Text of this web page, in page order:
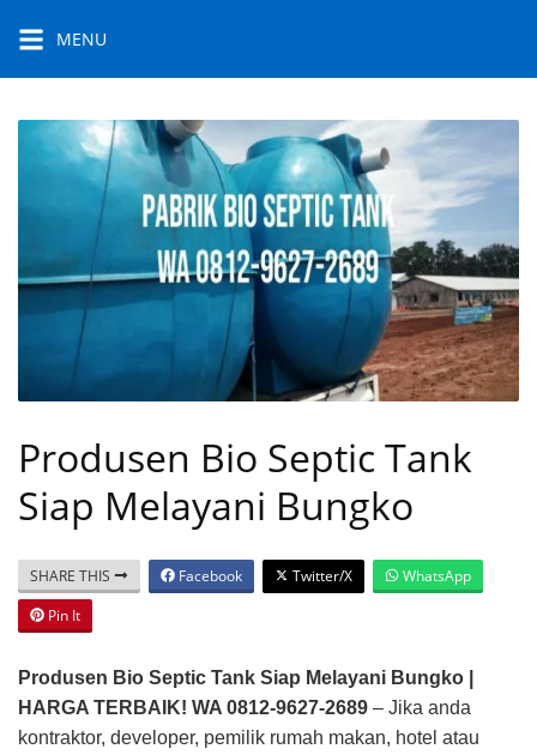
content
MENU
Produsen Bio Septic Tank
Siap Melayani Bungko
SHARE THIS Facebook Twitter/X
WhatsApp
Pin It
Produsen Bio Septic Tank Siap Melayani Bungko |
HARGA TERBAIK! WA 0812-9627-2689 – Jika anda
kontraktor, developer, pemilik rumah makan, hotel atau